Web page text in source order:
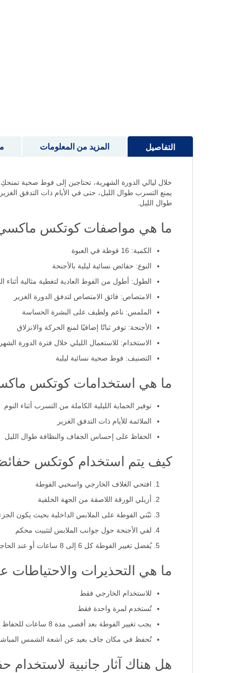
التفاصيل
يمنع التسرب طوال الليل، حتى في الأيام ذات التدفق
طوال الليل.
ما هي مواصفات كوتكس ماكسي
الكمية: 16 فوطة في العبوة
النوع: حفائض نسائية ليلية بالأجنحة
الطول: أطول من الفوط العادية لتغطية مثالية أثناء
الامتصاص: فائق الامتصاص لتدفق الدورة الغزير
الملمس: ناعم ولطيف على البشرة الحساسة
الأجنحة: توفر ثباتًا إضافيًا لمنع الحركة والانزلاق
الاستخدام: للاستعمال الليلي خلال فترة الدورة
التصنيف: فوط صحية نسائية ليلية
ما هي استخدامات كوتكس
توفير الحماية الليلية الكاملة من التسرب أثناء النوم
الملائمة للأيام ذات التدفق الغزير
الحفاظ على إحساس الجفاف والنظافة طوال الليل
كيف يتم استخدام كوتكس
افتحي الغلاف الخارجي واسحبي الفوطة
أزيلي الورقة اللاصقة من الجهة الخلفية
ثبّتي الفوطة على الملابس الداخلية بحيث يكون
لفي الأجنحة حول جوانب الملابس لتثبيت محكم
يُفضل تغيير الفوطة كل 6 إلى 8 ساعات أو عند الحاجة
ما هي التحذيرات والاحتياطات
للاستخدام الخارجي فقط
تُستخدم لمرة واحدة فقط
يجب تغيير الفوطة بعد أقصى مدة 8 ساعات للحفاظ على النظافة الشخصية
تُحفظ في مكان جاف بعيد عن أشعة الشمس
هل هناك آثار جانبية لاستخدام
المزيد من المعلومات